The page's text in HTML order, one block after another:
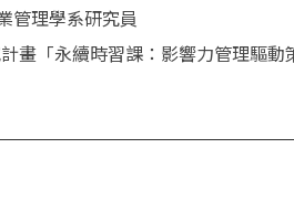
管理學系研究員
畫「永續時習課：影響力管理驅動